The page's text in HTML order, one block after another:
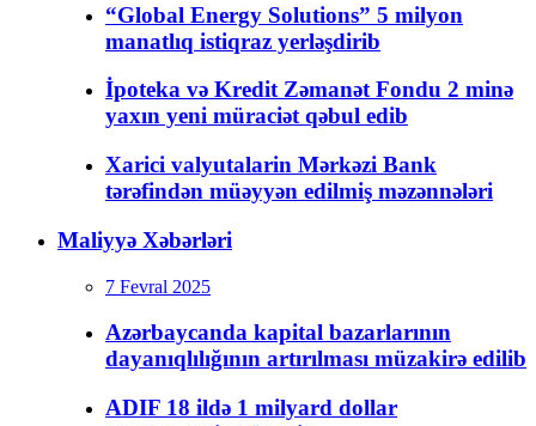
“Global Energy Solutions” 5 milyon
manatlıq istiqraz yerləşdirib
İpoteka və Kredit Zəmanət Fondu 2 minə
yaxın yeni müraciət qəbul edib
Xarici valyutalarin Mərkəzi Bank
tərəfindən müəyyən edilmiş məzənnələri
Maliyyə Xəbərləri
7 Fevral 2025
Azərbaycanda kapital bazarlarının
dayanıqlılığının artırılması müzakirə edilib
ADIF 18 ildə 1 milyard dollar